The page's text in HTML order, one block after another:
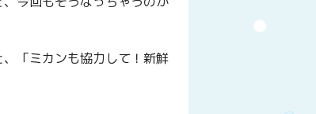
「ミカンも協力して！新鮮